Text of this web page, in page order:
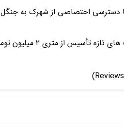
دسترسي اختصاصي از شهرك به جنگل
تومان براي سرمايه گذاري با سند تك برگ